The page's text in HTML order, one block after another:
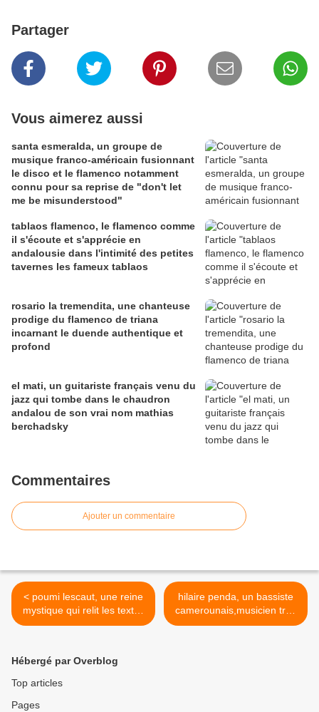
Partager
Vous aimerez aussi
santa esmeralda, un groupe de
musique franco-américain fusionnant
le disco et le flamenco notamment
connu pour sa reprise de "don't let
me be misunderstood"
tablaos flamenco, le flamenco comme
il s'écoute et s'apprécie en
andalousie dans l'intimité des petites
tavernes les fameux tablaos
rosario la tremendita, une chanteuse
prodige du flamenco de triana
incarnant le duende authentique et
profond
el mati, un guitariste français venu du
jazz qui tombe dans le chaudron
andalou de son vrai nom mathias
berchadsky
Commentaires
Ajouter un commentaire
< poumi lescaut, une reine
mystique qui relit les textes
liturgiques
hilaire penda, un bassiste
camerounais,musicien tres
demandé et apprécié d'une
Hébergé par Overblog
Top articles
Pages